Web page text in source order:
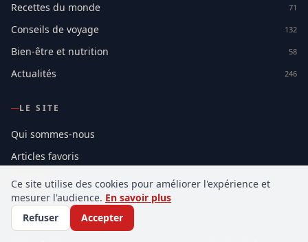
Recettes du monde 71
Conseils de voyage 132
Bien-être et nutrition 58
Actualités 246
LE SITE
Qui sommes-nous
Articles favoris
Contact
DERNIERS ARTICLES
Ce site utilise des cookies pour améliorer l'expérience et
mesurer l'audience. En savoir plus
Refuser
Accepter